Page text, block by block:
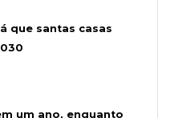
que santas casas
um ano, enquanto